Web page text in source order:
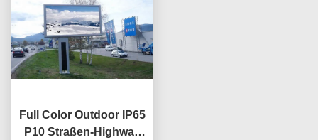
Full Color Outdoor IP65
P10 Straßen-Highway